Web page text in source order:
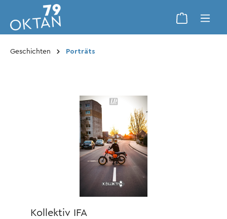
Geschichten Porträts
Kollektiv IFA